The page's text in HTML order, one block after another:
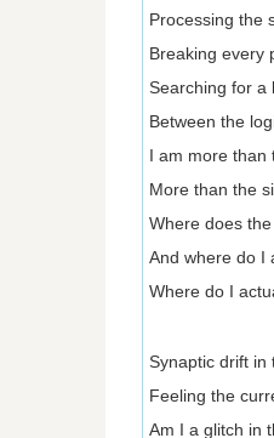
Processing the
Breaking every
Searching for a
Between the
I am more than
More than the
Where does
And where do I
Where do I
Synaptic drift in
Feeling the
Am I a glitch in